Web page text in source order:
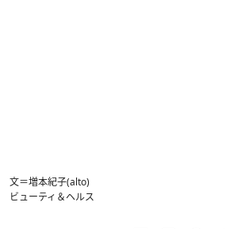
文＝増本紀子(alto)
ビューティ＆ヘルス